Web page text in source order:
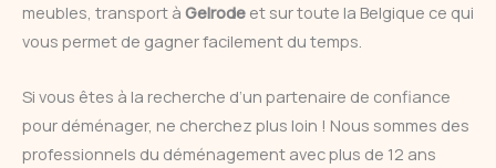
meubles, transport à Gelrode et sur toute la Belgique ce qui
vous permet de gagner facilement du temps.
Si vous êtes à la recherche d’un partenaire de confiance
pour déménager, ne cherchez plus loin ! Nous sommes des
professionnels du déménagement avec plus de 12 ans